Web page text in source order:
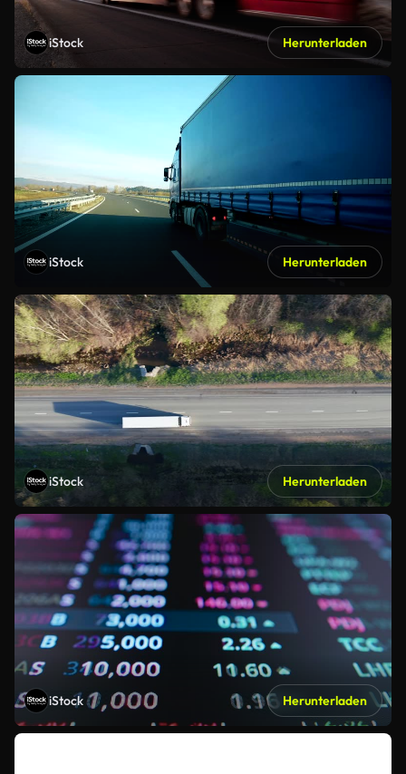
iStock Herunterladen
iStock Herunterladen
iStock Herunterladen
iStock Herunterladen